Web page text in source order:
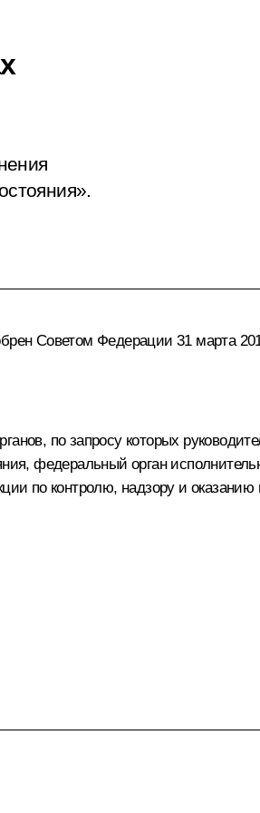
Советом Федерации 31 марта
по запросу которых
федеральный орган
контролю, надзору и оказанию